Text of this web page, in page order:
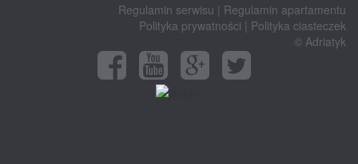
Regulamin serwisu | Regulamin apartamentu
Polityka prywatności | Polityka ciasteczek
© Adriatyk